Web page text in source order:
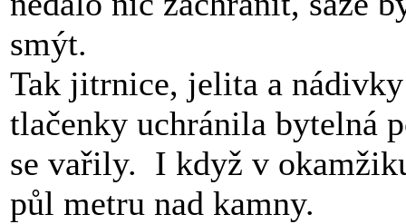
smýt.
Tak jitrnice, jelita a
tlačenky uchránila bytelná
se vařily. I když v
půl metru nad kamny.